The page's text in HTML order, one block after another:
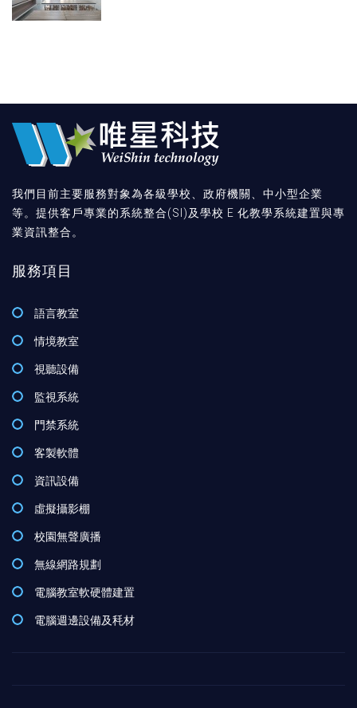
我們目前主要服務對象為各級學校、政府機關、中小型企業
等。提供客戶專業的系統整合(SI)及學校 E 化教學系統建置與專
業資訊整合。
服務項目
語言教室
情境教室
視聽設備
監視系統
門禁系統
客製軟體
資訊設備
虛擬攝影棚
校園無聲廣播
無線網路規劃
電腦教室軟硬體建置
電腦週邊設備及秏材